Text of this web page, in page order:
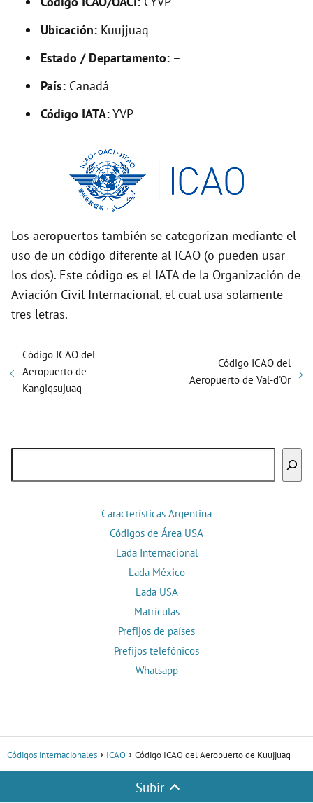
i
Ubicación: Kuujjuaq
Estado / Departamento: –
País: Canadá
Código IATA:YVP
Los aeropuertos también se categorizan mediante el
uso de un código diferente al ICAO (o pueden usar
los dos). Este código es el IATA de la Organización de
Aviación Civil Internacional, el cual usa solamente
tres letras.
Código ICAO del
Aeropuerto de
Kangiqsujuaq
Código ICAO del
Aeropuerto de Val-d'Or
Características Argentina
Códigos de Área USA
Lada Internacional
Lada México
Lada USA
Matrículas
Prefijos de países
Prefijos telefónicos
Whatsapp
Códigos internacionales ICAO Código ICAO del Aeropuerto de Kuujjuaq
Subir